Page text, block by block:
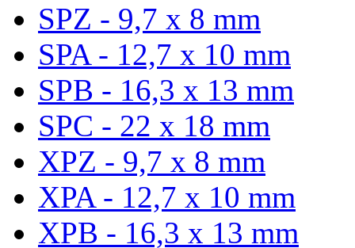
SPZ - 9,7 x 8 mm
SPA - 12,7 x 10 mm
SPB - 16,3 x 13 mm
SPC - 22 x 18 mm
XPZ - 9,7 x 8 mm
XPA - 12,7 x 10 mm
XPB - 16,3 x 13 mm